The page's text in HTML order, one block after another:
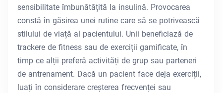
sensibilitate îmbunătățită la insulină. Provocarea
constă în găsirea unei rutine care să se potrivească
stilului de viață al pacientului. Unii beneficiază de
trackere de fitness sau de exerciții gamificate, în
timp ce alții preferă activități de grup sau parteneri
de antrenament. Dacă un pacient face deja exerciții,
luați în considerare creșterea frecvenței sau